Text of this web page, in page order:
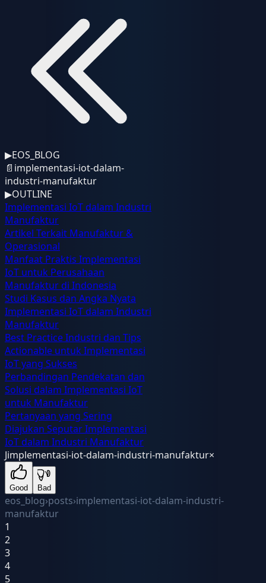
▶EOS_BLOG
📄 implementasi-iot-dalam-
industri-manufaktur
▶OUTLINE
Implementasi IoT dalam Industri
Manufaktur
Artikel Terkait Manufaktur &
Operasional
Manfaat Praktis Implementasi
IoT untuk Perusahaan
Manufaktur di Indonesia
Studi Kasus dan Angka Nyata
Implementasi IoT dalam Industri
Manufaktur
Best Practice Industri dan Tips
Actionable untuk Implementasi
IoT yang Sukses
Perbandingan Pendekatan dan
Solusi dalam Implementasi IoT
untuk Manufaktur
Pertanyaan yang Sering
Diajukan Seputar Implementasi
IoT dalam Industri Manufaktur
Jimplementasi-iot-dalam-industri-manufaktur×
Good Bad
eos_blog›posts›implementasi-iot-dalam-industri-
manufaktur
1
2
3
4
5